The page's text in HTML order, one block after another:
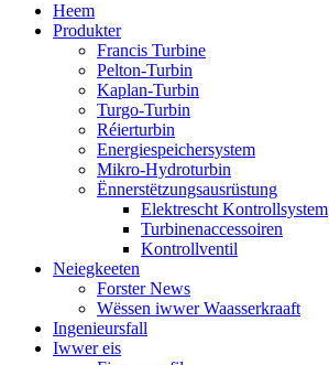
Heem
Produkter
Francis Turbine
Pelton-Turbin
Kaplan-Turbin
Turgo-Turbin
Réierturbin
Energiespeichersystem
Mikro-Hydroturbin
Ënnerstëtzungsausrüstung
Elektrescht Kontrollsystem
Turbinenaccessoiren
Kontrollventil
Neiegkeeten
Forster News
Wëssen iwwer Waasserkraaft
Ingenieursfall
Iwwer eis